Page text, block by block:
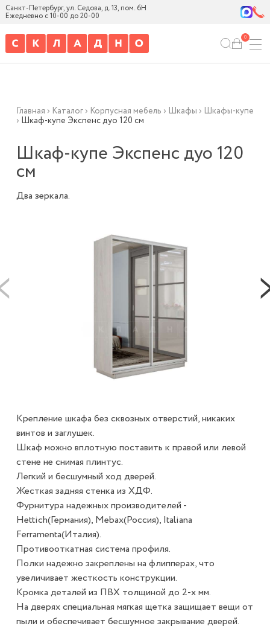
Санкт-Петербург, ул. Седова, д. 13, пом. 6Н
Ежедневно с 10-00 до 20-00
0
Главная › Каталог› Корпусная мебель › Шкафы › Шкафы-купе
› Шкаф-купе Экспенс дуо 120 см
Шкаф-купе Экспенс дуо 120
см
Два зеркала.
Крепление шкафа без сквозных отверстий, никаких
винтов и заглушек.
Шкаф можно вплотную поставить к правой или левой
стене не снимая плинтус.
Легкий и бесшумный ход дверей.
Жесткая задняя стенка из ХДФ.
Фурнитура надежных производителей -
Hettich(Германия), Mebax(Россия), Italiana
Ferramenta(Италия).
Противооткатная система профиля.
Полки надежно закреплены на флипперах, что
увеличивает жесткость конструкции.
Кромка деталей из ПВХ толщиной до 2-х мм.
На дверях специальная мягкая щетка защищает вещи от
пыли и обеспечивает бесшумное закрывание дверей.